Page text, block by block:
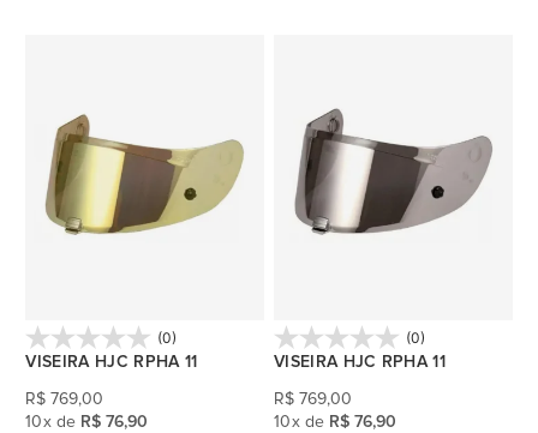
(0)
VISEIRA HJC RPHA 11
R$ 769,00
10x de R$ 76,90
(0)
VISEIRA HJC RPHA 11
R$ 769,00
10x de R$ 76,90